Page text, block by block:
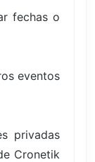
fechas o
eventos
privadas
Cronetik